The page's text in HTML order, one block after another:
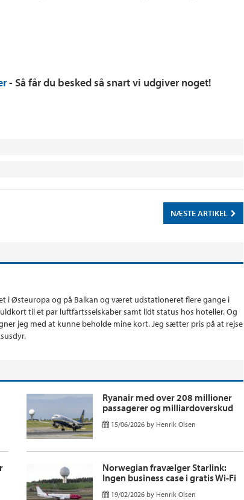
- Så får du besked så snart vi udgiver noget!
NÆSTE ARTIKEL
i Østeuropa og på Balkan og været udstationeret flere gange i
til et par luftfartsselskaber samt lidt status hos hoteller. Og
jeg med at kunne beholde mine kort. Jeg sætter pris på at rejse
Ryanair med over 208 millioner
passagerer og milliardoverskud
15/06/2026 by Henrik Olsen
Norwegian fravælger Starlink:
Ingen business case i gratis Wi-Fi
19/02/2026 by Henrik Olsen